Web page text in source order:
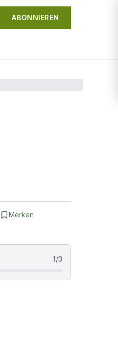
ABONNIEREN
Merken
1/3